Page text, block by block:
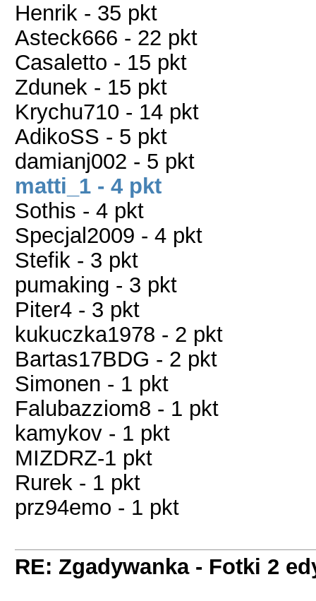
Henrik - 35 pkt
Asteck666 - 22 pkt
Casaletto - 15 pkt
Zdunek - 15 pkt
Krychu710 - 14 pkt
AdikoSS - 5 pkt
damianj002 - 5 pkt
matti_1 - 4 pkt
Sothis - 4 pkt
Specjal2009 - 4 pkt
Stefik - 3 pkt
pumaking - 3 pkt
Piter4 - 3 pkt
kukuczka1978 - 2 pkt
Bartas17BDG - 2 pkt
Simonen - 1 pkt
Falubazziom8 - 1 pkt
kamykov - 1 pkt
MIZDRZ-1 pkt
Rurek - 1 pkt
prz94emo - 1 pkt
RE: Zgadywanka - Fotki 2